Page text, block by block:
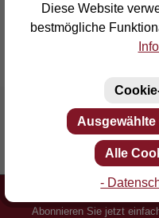
Erfinder des Lattenrostes
Abonnieren Sie jetzt
Diese Website
bestmögliche
Alle
-